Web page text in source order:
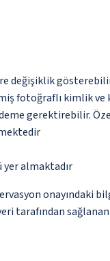
değişiklik
fotoğraflı kimlik
gerektirebilir.
yer almaktadır
tarafından